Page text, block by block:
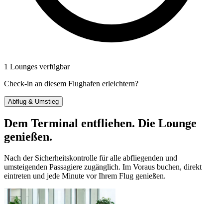
1 Lounges verfügbar
Check-in an diesem Flughafen erleichtern?
Abflug & Umstieg
Dem Terminal entfliehen. Die Lounge
genießen.
Nach der Sicherheitskontrolle für alle abfliegenden und
umsteigenden Passagiere zugänglich. Im Voraus buchen, direkt
eintreten und jede Minute vor Ihrem Flug genießen.